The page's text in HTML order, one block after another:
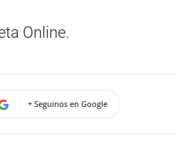
Online.
+ Seguinos en Google